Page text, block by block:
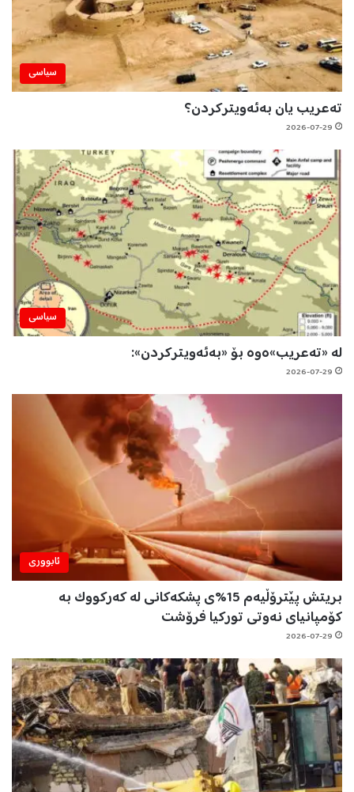
سیاسی
تەعریب یان بەئەویترکردن؟
2026-07-29
سیاسی
لە «تەعریب»ەوە بۆ «بەئەویترکردن»:
2026-07-29
ئابووری
بریتش پێترۆڵیەم 15%ی پشکەکانی لە کەرکووک بە
کۆمپانیای نەوتی تورکیا فرۆشت
2026-07-29